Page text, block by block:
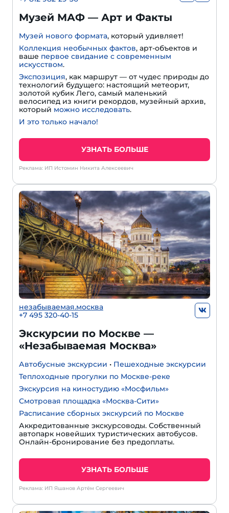
Музей МАФ — Арт и Факты
Музей нового формата, который удивляет!
Коллекция необычных фактов, арт-объектов и
ваше первое свидание с современным
искусством.
Экспозиция, как маршрут — от чудес природы до
технологий будущего: настоящий метеорит,
золотой кубик Лего, самый маленький
велосипед из книги рекордов, музейный архив,
который можно исследовать.
И это только начало!
УЗНАТЬ БОЛЬШЕ
Реклама: ИП Истомин Никита Алексеевич
незабываемая.москва
+7 495 320-40-15
Экскурсии по Москве —
«Незабываемая Москва»
Автобусные экскурсии • Пешеходные экскурсии
Теплоходные прогулки по Москве-реке
Экскурсия на киностудию «Мосфильм»
Смотровая площадка «Москва-Сити»
Расписание сборных экскурсий по Москве
Аккредитованные экскурсоводы. Собственный
автопарк новейших туристических автобусов.
Онлайн-бронирование без предоплаты.
УЗНАТЬ БОЛЬШЕ
Реклама: ИП Яшанов Артём Сергеевич